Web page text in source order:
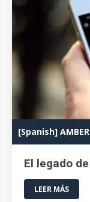
[Spanish]
El legado
LEER MÁS